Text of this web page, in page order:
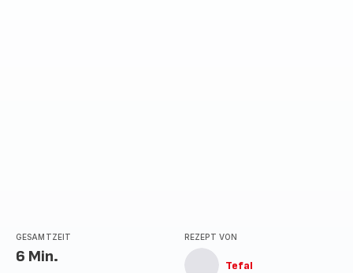
GESAMTZEIT
6 Min.
REZEPT VON
Tefal